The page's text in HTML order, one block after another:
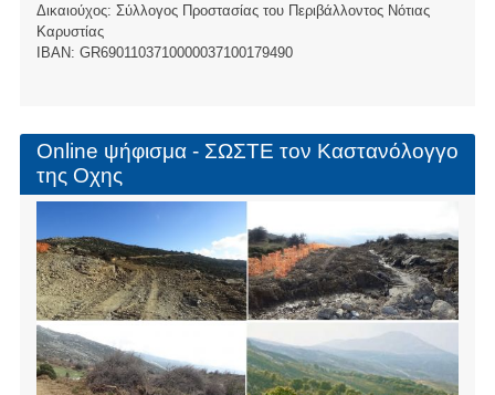
Δικαιούχος: Σύλλογος Προστασίας του Περιβάλλοντος Νότιας
Καρυστίας
ΙBAN: GR6901103710000037100179490
Online ψήφισμα - ΣΩΣΤΕ τον Καστανόλογγο
της Οχης